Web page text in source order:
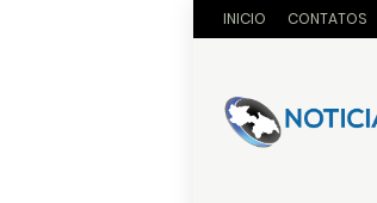
INICIO CONTATOS